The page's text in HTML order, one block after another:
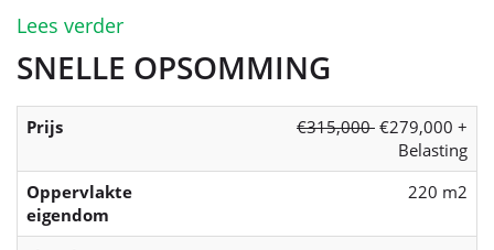
Lees verder
SNELLE OPSOMMING
Prijs €315,000 €279,000 +
Belasting
Oppervlakte
eigendom
220 m2